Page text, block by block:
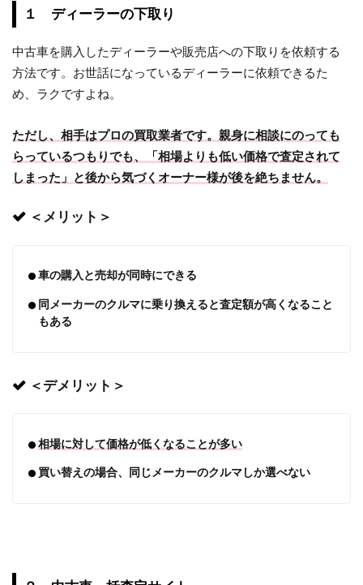
１ ディーラーの下取り
中古車を購入したディーラーや販売店への下取りを依頼する
方法です。お世話になっているディーラーに依頼できるた
め、ラクですよね。
ただし、相手はプロの買取業者です。親身に相談にのっても
らっているつもりでも、「相場よりも低い価格で査定されて
しまった」と後から気づくオーナー様が後を絶ちません。
＜メリット＞
車の購入と売却が同時にできる
同メーカーのクルマに乗り換えると査定額が高くなること
もある
＜デメリット＞
相場に対して価格が低くなることが多い
買い替えの場合、同じメーカーのクルマしか選べない